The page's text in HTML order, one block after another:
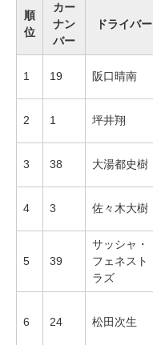
順
位
カー
ナン
バー
ドライバー
1 19 阪口晴南
2 1 坪井翔
3 38 大湯都史樹
4 3 佐々木大樹
5 39
サッシャ・
フェネスト
ラズ
6 24 松田次生